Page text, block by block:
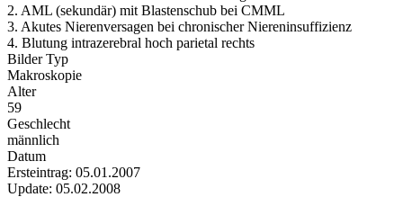
2. AML (sekundär) mit Blastenschub bei CMML
3. Akutes Nierenversagen bei chronischer Niereninsuffizienz
4. Blutung intrazerebral hoch parietal rechts
Bilder Typ
Makroskopie
Alter
59
Geschlecht
männlich
Datum
Ersteintrag: 05.01.2007
Update: 05.02.2008